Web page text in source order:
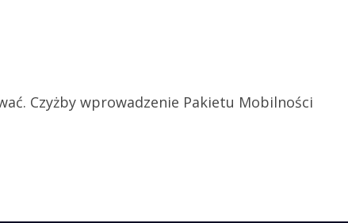
Czyżby wprowadzenie Pakietu Mobilności